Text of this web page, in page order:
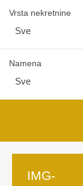
Vrsta nekretnine
Sve
Namena
Sve
IMG-